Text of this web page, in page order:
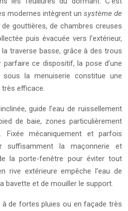
modernes intègrent un système de
gouttières, de chambres creuses
puis évacuée vers l’extérieur,
traverse basse, grâce à des trous
parfaire ce dispositif, la pose d’une
sous la menuiserie constitue une
efficace.
guide l’eau de ruissellement
de baie, zones particulièrement
Fixée mécaniquement et parfois
suffisamment la maçonnerie et
la porte-fenêtre pour éviter tout
rive extérieure empêche l’eau de
bavette et de mouiller le support.
de fortes pluies ou en façade très